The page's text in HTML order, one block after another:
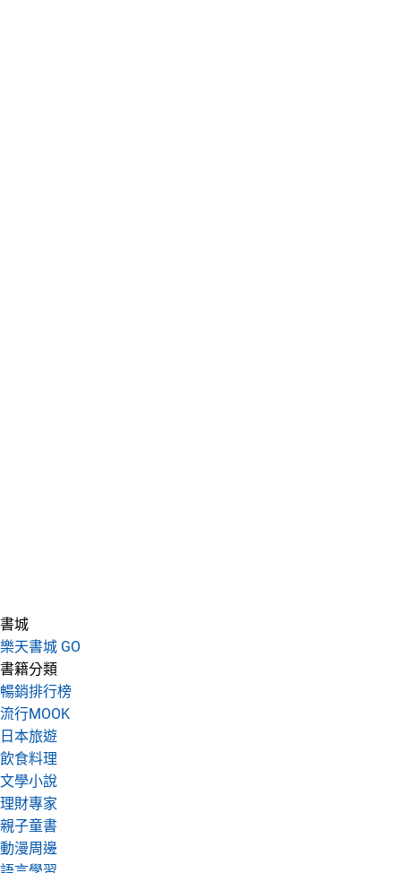
書城
樂天書城 GO
書籍分類
暢銷排行榜
流行MOOK
日本旅遊
飲食料理
文學小說
理財專家
親子童書
動漫周邊